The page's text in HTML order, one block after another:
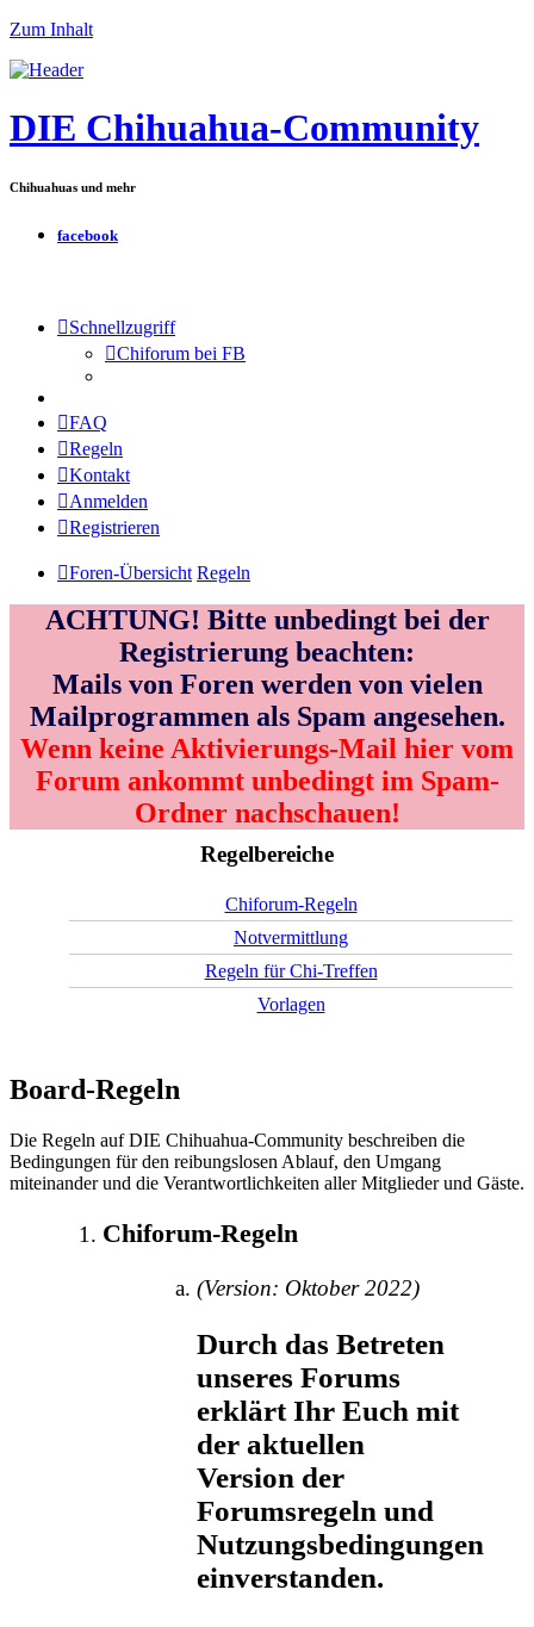
Zum Inhalt
DIE Chihuahua-Community
Chihuahuas und mehr
facebook
Schnellzugriff
Chiforum bei FB
FAQ
Regeln
Kontakt
Anmelden
Registrieren
Foren-Übersicht Regeln
ACHTUNG! Bitte unbedingt bei der
Registrierung beachten:
Mails von Foren werden von vielen
Mailprogrammen als Spam angesehen.
Wenn keine Aktivierungs-Mail hier vom
Forum ankommt unbedingt im Spam-
Ordner nachschauen!
Regelbereiche
Chiforum-Regeln
Notvermittlung
Regeln für Chi-Treffen
Vorlagen
Board-Regeln
Die Regeln auf DIE Chihuahua-Community beschreiben die
Bedingungen für den reibungslosen Ablauf, den Umgang
miteinander und die Verantwortlichkeiten aller Mitglieder und Gäste.
Chiforum-Regeln
(Version: Oktober 2022)
Durch das Betreten
unseres Forums
erklärt Ihr Euch mit
der aktuellen
Version der
Forumsregeln und
Nutzungsbedingungen
einverstanden.